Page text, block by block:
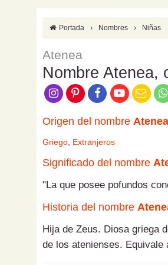
Portada › Nombres › Niñas
Atenea
Nombre Atenea,
Origen del nombre Atenea
Griego, Extranjeros
Significado del nombre
"La que posee pofundos
Historia del nombre
Hija de Zeus. Diosa griega
de los atenienses. Equivale